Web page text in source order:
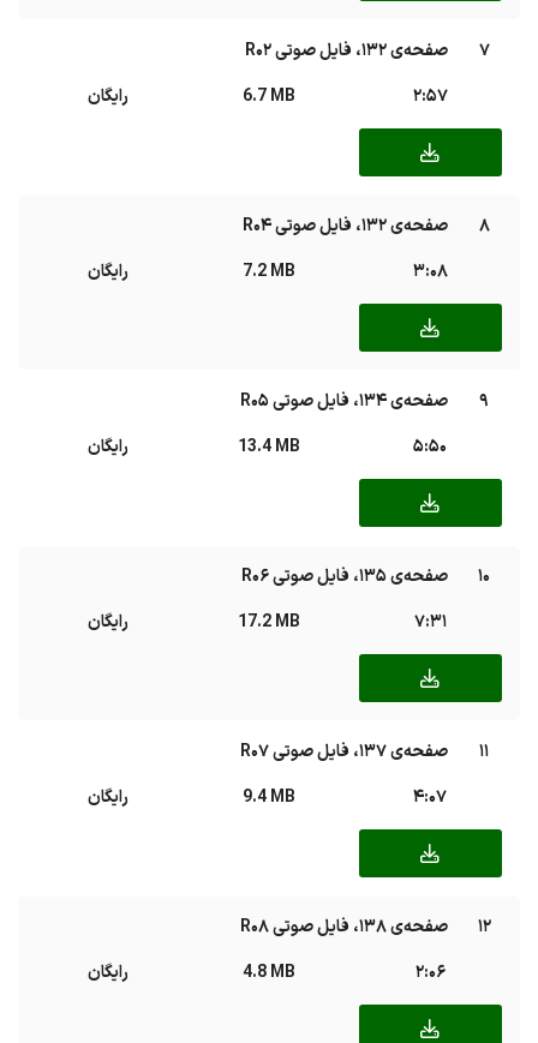
7
صفحه‌ی ۱۳۲، فایل صوتی R02
2:57
6.7 MB رایگان
8
صفحه‌ی ۱۳۲، فایل صوتی R04
3:08
7.2 MB رایگان
9
صفحه‌ی ۱۳۴، فایل صوتی R05
5:50
13.4 MB رایگان
10
صفحه‌ی ۱۳۵، فایل صوتی R06
7:31
17.2 MB رایگان
11
صفحه‌ی ۱۳۷، فایل صوتی R07
4:07
9.4 MB رایگان
12
صفحه‌ی ۱۳۸، فایل صوتی R08
2:06
4.8 MB رایگان